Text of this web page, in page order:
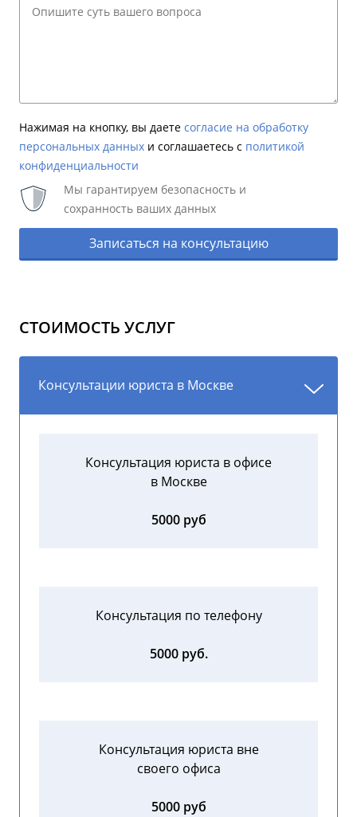
Нажимая на кнопку, вы даете согласие на обработку
персональных данных и соглашаетесь c политикой
конфиденциальности
Мы гарантируем безопасность и
сохранность ваших данных
Записаться на консультацию
СТОИМОСТЬ УСЛУГ
Консультации юриста в Москве
Консультация юриста в офисе
в Москве
5000 руб
Консультация по телефону
5000 руб.
Консультация юриста вне
своего офиса
5000 руб